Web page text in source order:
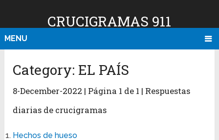
CRUCIGRAMAS 911
MENU
Category: EL PAÍS
8-December-2022 | Página 1 de 1 | Respuestas
diarias de crucigramas
Hechos de hueso